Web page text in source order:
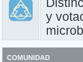
y
COMUNIDAD